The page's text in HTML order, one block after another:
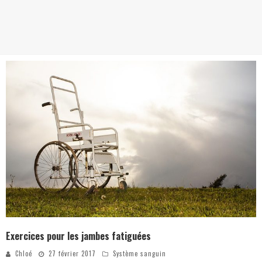
Exercices pour les jambes fatiguées
Chloé 27 février 2017 Système sanguin